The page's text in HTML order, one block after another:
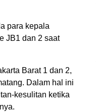
para kepala
JB1 dan 2 saat
Barat 1 dan 2,
Dalam hal ini
kesulitan ketika